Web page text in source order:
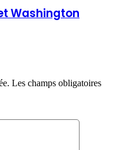
Washington
Les champs obligatoires